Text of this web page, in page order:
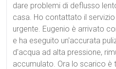
dare problemi di deflusso
casa. Ho contattato il
urgente. Eugenio è arrivato
e ha eseguito un'accurata
d'acqua ad alta pressione,
accumulato. Ora lo scarico è